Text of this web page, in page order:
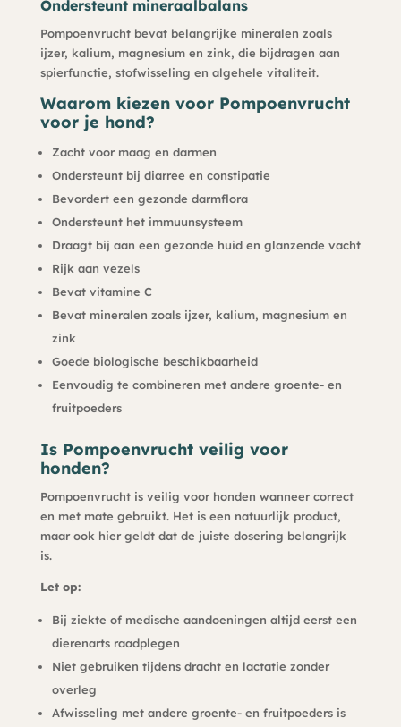
Ondersteunt mineraalbalans
Pompoenvrucht bevat belangrijke mineralen zoals
ijzer, kalium, magnesium en zink, die bijdragen aan
spierfunctie, stofwisseling en algehele vitaliteit.
Waarom kiezen voor Pompoenvrucht
voor je hond?
Zacht voor maag en darmen
Ondersteunt bij diarree en constipatie
Bevordert een gezonde darmflora
Ondersteunt het immuunsysteem
Draagt bij aan een gezonde huid en glanzende vacht
Rijk aan vezels
Bevat vitamine C
Bevat mineralen zoals ijzer, kalium, magnesium en
zink
Goede biologische beschikbaarheid
Eenvoudig te combineren met andere groente- en
fruitpoeders
Is Pompoenvrucht veilig voor
honden?
Pompoenvrucht is veilig voor honden wanneer correct
en met mate gebruikt. Het is een natuurlijk product,
maar ook hier geldt dat de juiste dosering belangrijk
is.
Let op:
Bij ziekte of medische aandoeningen altijd eerst een
dierenarts raadplegen
Niet gebruiken tijdens dracht en lactatie zonder
overleg
Afwisseling met andere groente- en fruitpoeders is